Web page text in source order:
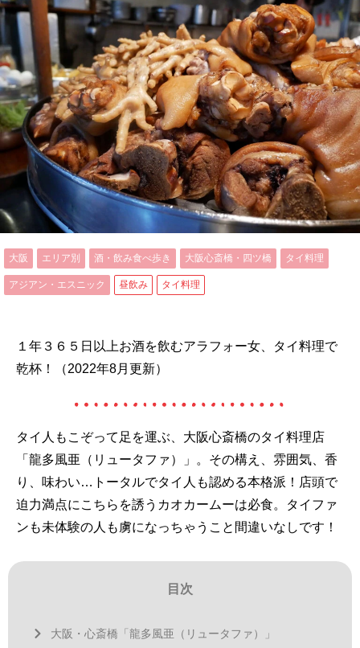
大阪 エリア別 酒・飲み食べ歩き 大阪心斎橋・四ツ橋 タイ料理
アジアン・エスニック 昼飲み タイ料理
１年３６５日以上お酒を飲むアラフォー女、タイ料理で
乾杯！（2022年8月更新）
タイ人もこぞって足を運ぶ、大阪心斎橋のタイ料理店
「龍多風亜（リュータファ）」。その構え、雰囲気、香
り、味わい…トータルでタイ人も認める本格派！店頭で
迫力満点にこちらを誘うカオカームーは必食。タイファ
ンも未体験の人も虜になっちゃうこと間違いなしです！
目次
大阪・心斎橋「龍多風亜（リュータファ）」